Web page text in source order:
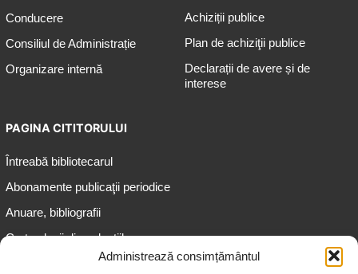
Administrează consimțământul
Conducere
Consiliul de Administrație
Organizare internă
Achiziții publice
Plan de achiziţii publice
Declarații de avere și de
interese
PAGINA CITITORULUI
Întreabă bibliotecarul
Abonamente publicaţii periodice
Anuare, bibliografii
Cartea lunii din colecțiile